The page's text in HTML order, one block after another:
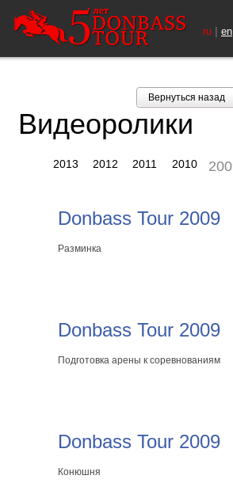
ru | en
Вернуться назад
Видеоролики
2013 2012 2011 2010
Donbass Tour 2009
Разминка
Donbass Tour 2009
Подготовка арены к соревнованиям
Donbass Tour 2009
Конюшня